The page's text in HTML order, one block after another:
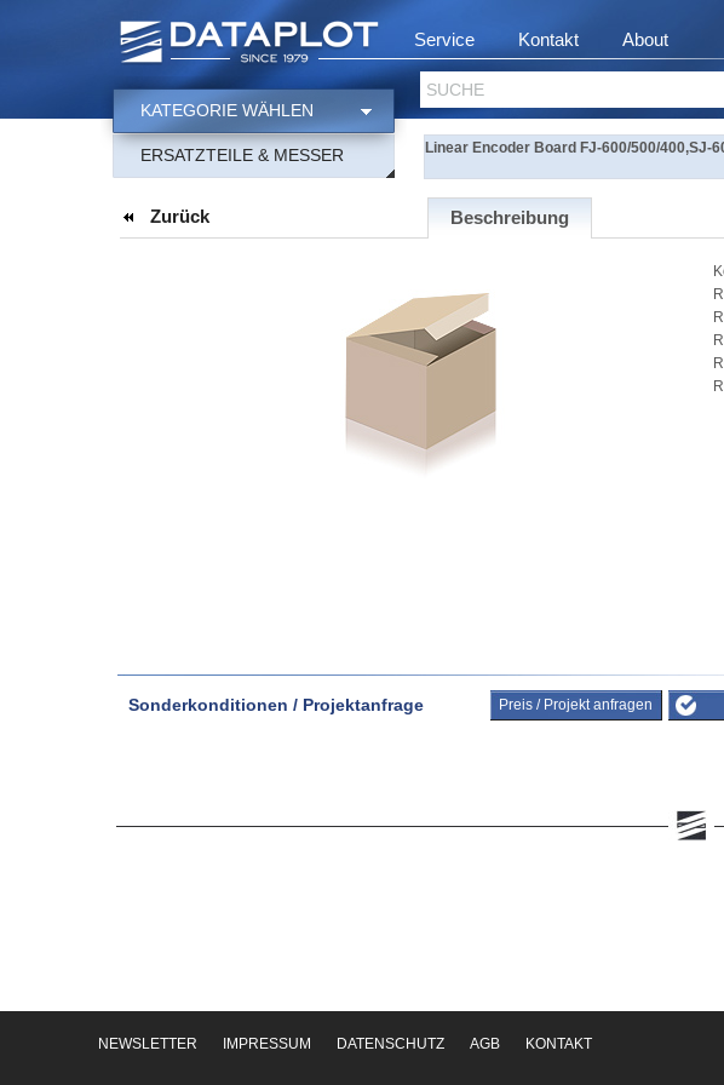
Service Kontakt About
SUCHE
KATEGORIE WÄHLEN
ERSATZTEILE & MESSER Linear Encoder Board FJ-600/500/400,SJ-
Zurück Beschreibung
Sonderkonditionen / Projektanfrage Preis / Projekt anfragen
NEWSLETTER IMPRESSUM DATENSCHUTZ AGB KONTAKT